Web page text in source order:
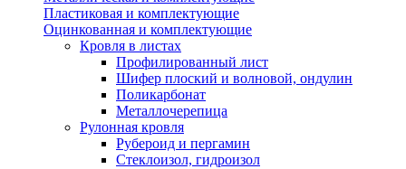
Пластиковая и комплектующие
Оцинкованная и комплектующие
Кровля в листах
Профилированный лист
Шифер плоский и волновой, ондулин
Поликарбонат
Металлочерепица
Рулонная кровля
Рубероид и пергамин
Стеклоизол, гидроизол